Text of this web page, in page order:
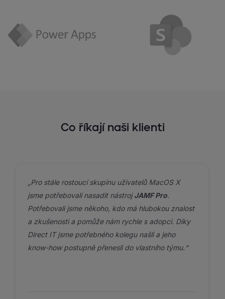
Co říkají naši klienti
„Pro stále rostoucí skupinu uživatelů MacOS X
jsme potřebovali nasadit nástroj JAMF Pro.
Potřebovali jsme někoho, kdo má hlubokou znalost
a zkušenosti a pomůže nám rychle s adopcí. Díky
Direct IT jsme potřebného kolegu našli a jeho
know-how postupně přenesli do vlastního týmu.“